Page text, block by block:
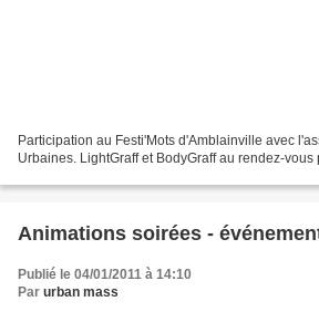
Participation au Festi'Mots d'Amblainville avec
Urbaines. LightGraff et BodyGraff au rendez-
Animations soirées -
Publié le 04/01/2011 à 14:10
Par urban mass